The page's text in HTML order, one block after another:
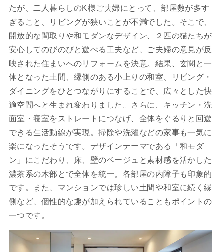
たが、二人暮らしのK様ご夫婦にとって、部屋数が多す
ぎること、リビングが狭いことが不満でした。そこで、
開放的な間取りや和モダンなデザイン、２匹の猫たちが
安心してのびのびと遊べる工夫など、ご夫婦の意見が反
映された住まいへのリフォームを決意。結果、玄関と一
体となった土間、縁側のある小上りの和室、リビング・
ダイニングをひとつながりにすることで、広々とした快
適空間へと生まれ変わりました。さらに、キッチン・洗
面室・寝室をストレートにつなげ、全体をぐるりと回遊
できる生活動線が実現。掃除や洗濯などの家事も一気に
楽になったそうです。デザインテーマである「和モダ
ン」にこだわり、床、壁のベージュと素材感を活かした
濃茶系の木部とで全体を統一。各部屋の内障子も印象的
です。また、マンションでは珍しい土間や和室に続く縁
側など、個性的な趣が加えられていることもポイントの
一つです。